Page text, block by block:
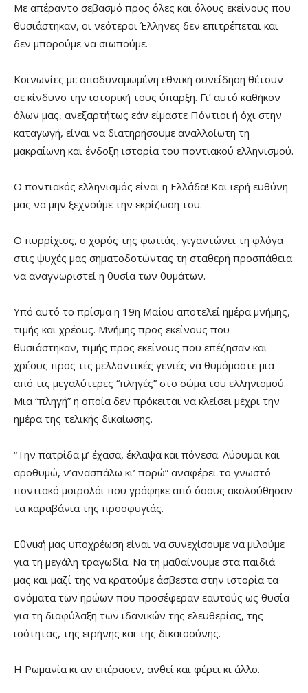
Με απέραντο σεβασμό προς όλες και όλους εκείνους που
θυσιάστηκαν, οι νεότεροι Έλληνες δεν επιτρέπεται και
δεν μπορούμε να σιωπούμε.
Κοινωνίες με αποδυναμωμένη εθνική συνείδηση θέτουν
σε κίνδυνο την ιστορική τους ύπαρξη. Γι’ αυτό καθήκον
όλων μας, ανεξαρτήτως εάν είμαστε Πόντιοι ή όχι στην
καταγωγή, είναι να διατηρήσουμε αναλλοίωτη τη
μακραίωνη και ένδοξη ιστορία του ποντιακού ελληνισμού.
Ο ποντιακός ελληνισμός είναι η Ελλάδα! Και ιερή ευθύνη
μας να μην ξεχνούμε την εκρίζωση του.
Ο πυρρίχιος, ο χορός της φωτιάς, γιγαντώνει τη φλόγα
στις ψυχές μας σηματοδοτώντας τη σταθερή προσπάθεια
να αναγνωριστεί η θυσία των θυμάτων.
Υπό αυτό το πρίσμα η 19η Μαΐου αποτελεί ημέρα μνήμης,
τιμής και χρέους. Μνήμης προς εκείνους που
θυσιάστηκαν, τιμής προς εκείνους που επέζησαν και
χρέους προς τις μελλοντικές γενιές να θυμόμαστε μια
από τις μεγαλύτερες “πληγές” στο σώμα του ελληνισμού.
Μια “πληγή” η οποία δεν πρόκειται να κλείσει μέχρι την
ημέρα της τελικής δικαίωσης.
“Την πατρίδα μ’ έχασα, έκλαψα και πόνεσα. Λύουμαι και
αροθυμώ, ν’ανασπάλω κι’ πορώ” αναφέρει το γνωστό
ποντιακό μοιρολόι που γράφηκε από όσους ακολούθησαν
τα καραβάνια της προσφυγιάς.
Εθνική μας υποχρέωση είναι να συνεχίσουμε να μιλούμε
για τη μεγάλη τραγωδία. Να τη μαθαίνουμε στα παιδιά
μας και μαζί της να κρατούμε άσβεστα στην ιστορία τα
ονόματα των ηρώων που προσέφεραν εαυτούς ως θυσία
για τη διαφύλαξη των ιδανικών της ελευθερίας, της
ισότητας, της ειρήνης και της δικαιοσύνης.
Η Ρωμανία κι αν επέρασεν, ανθεί και φέρει κι άλλο.